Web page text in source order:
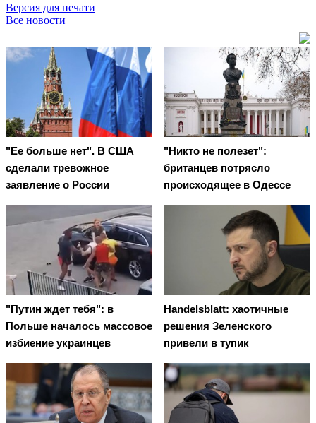
Версия для печати
Все новости
"Ее больше нет". В США
сделали тревожное
заявление о России
"Никто не полезет":
британцев потрясло
происходящее в Одессе
"Путин ждет тебя": в
Польше началось массовое
избиение украинцев
Handelsblatt: хаотичные
решения Зеленского
привели в тупик